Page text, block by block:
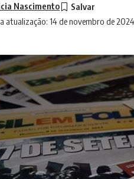
atualização: 14 de novembro de
Nascimento